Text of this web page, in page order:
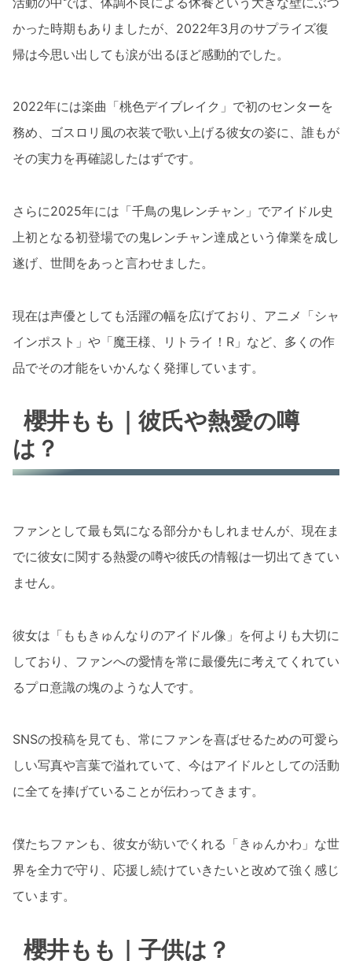
かった時期もありましたが、2022年3月のサプライズ復
帰は今思い出しても涙が出るほど感動的でした。
2022年には楽曲「桃色デイブレイク」で初のセンターを
務め、ゴスロリ風の衣装で歌い上げる彼女の姿に、誰もが
その実力を再確認したはずです。
さらに2025年には「千鳥の鬼レンチャン」でアイドル史
上初となる初登場での鬼レンチャン達成という偉業を成し
遂げ、世間をあっと言わせました。
現在は声優としても活躍の幅を広げており、アニメ「シャ
インポスト」や「魔王様、リトライ！R」など、多くの作
品でその才能をいかんなく発揮しています。
櫻井もも｜彼氏や熱愛の噂
は？
ファンとして最も気になる部分かもしれませんが、現在ま
でに彼女に関する熱愛の噂や彼氏の情報は一切出てきてい
ません。
彼女は「ももきゅんなりのアイドル像」を何よりも大切に
しており、ファンへの愛情を常に最優先に考えてくれてい
るプロ意識の塊のような人です。
SNSの投稿を見ても、常にファンを喜ばせるための可愛ら
しい写真や言葉で溢れていて、今はアイドルとしての活動
に全てを捧げていることが伝わってきます。
僕たちファンも、彼女が紡いでくれる「きゅんかわ」な世
界を全力で守り、応援し続けていきたいと改めて強く感じ
ています。
櫻井もも｜子供は？